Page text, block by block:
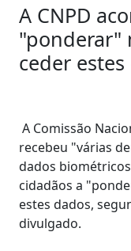
A CNPD
"ponderar"
ceder
A Comissão
recebeu "várias
dados
cidadãos a
estes dados,
divulgado.